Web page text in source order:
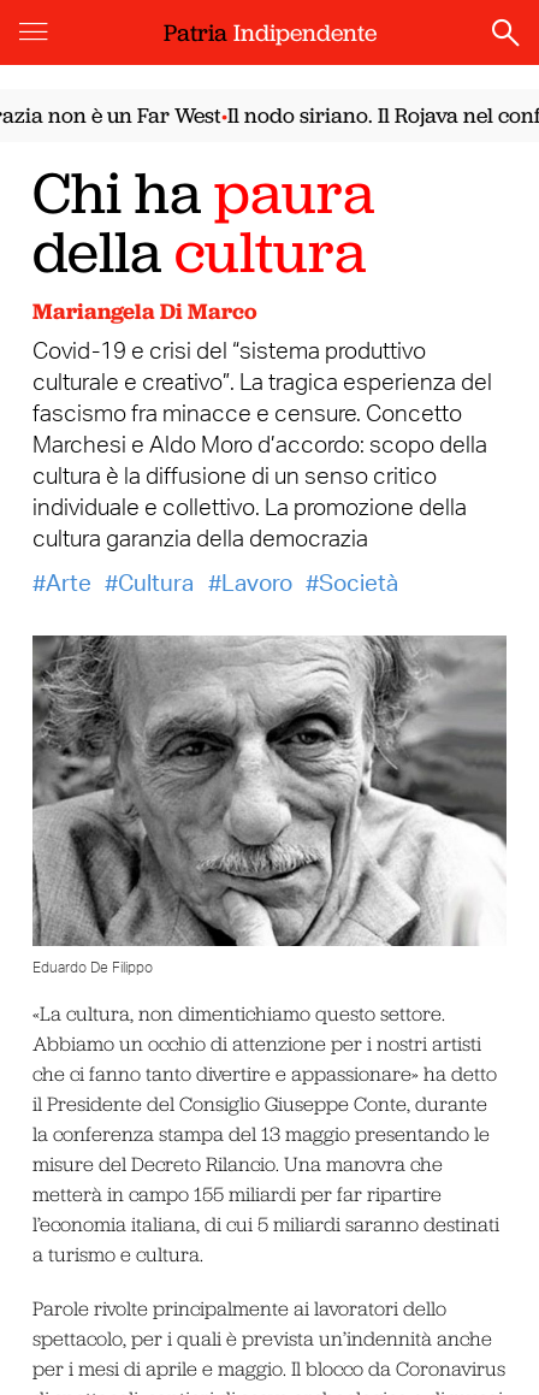
PatriaIndipendente
è un Far West•Il nodo siriano. Il Rojava nel
Chi hapaura
dellacultura
Mariangela Di Marco
Covid-19 e crisi del “sistema produttivo
culturale e creativo”. La tragica esperienza del
fascismo fra minacce e censure. Concetto
Marchesi e Aldo Moro d’accordo: scopo della
cultura è la diffusione di un senso critico
individuale e collettivo. La promozione della
cultura garanzia della democrazia
Arte
Cultura Lavoro Società
Eduardo De Filippo
«La cultura, non dimentichiamo questo settore.
Abbiamo un occhio di attenzione per i nostri artisti
che ci fanno tanto divertire e appassionare» ha detto
il Presidente del Consiglio Giuseppe Conte, durante
la conferenza stampa del 13 maggio presentando le
misure del Decreto Rilancio. Una manovra che
metterà in campo 155 miliardi per far ripartire
l’economia italiana, di cui 5 miliardi saranno destinati
a turismo e cultura.
Parole rivolte principalmente ai lavoratori dello
spettacolo, per i quali è prevista un’indennità anche
per i mesi di aprile e maggio. Il blocco da Coronavirus